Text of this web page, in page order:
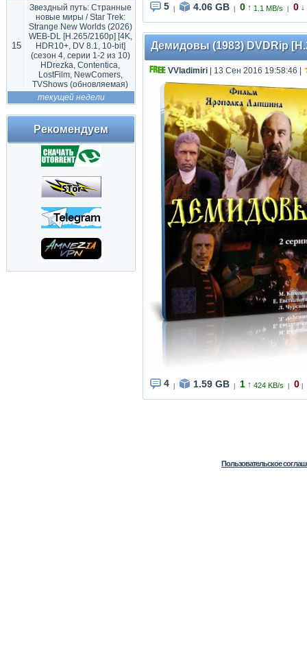
15
Звездный путь: Странные
новые миры / Star Trek:
Strange New Worlds (2026)
WEB-DL [H.265/2160p] [4K,
HDR10+, DV 8.1, 10-bit]
(сезон 4, серии 1-2 из 10)
HDrezka, Contentica,
LostFilm, NewComers,
TVShows (обновляемая)
текущей недели
Рекомендуем
5 4.06 GB 0 ↑ 1.1 MB/s 0 ↓
Демидовы (1983) DVDRip
VVladimiri | 13 Сен 2016 19:58:46
4 1.59 GB 1 ↑ 424 KB/s 0
Пользовательское